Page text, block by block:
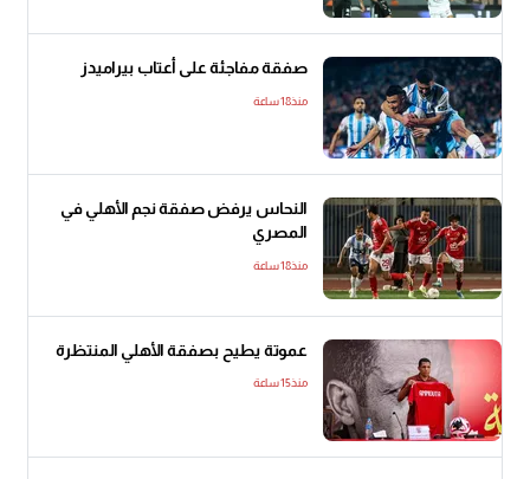
صفقة مفاجئة على أعتاب بيراميدز
منذ18 ساعة
النحاس يرفض صفقة نجم الأهلي في
المصري
منذ18 ساعة
عموتة يطيح بصفقة الأهلي المنتظرة
منذ15 ساعة